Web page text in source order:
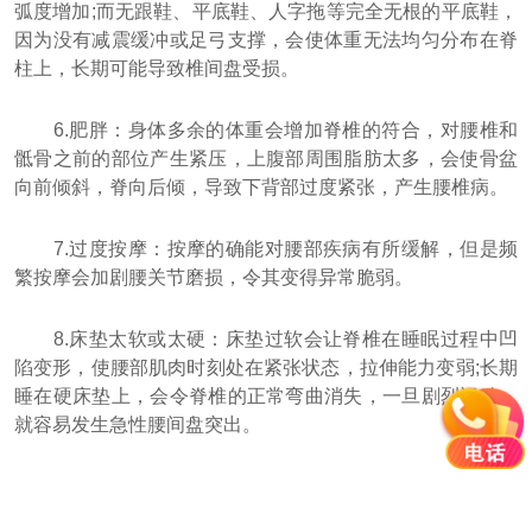
弧度增加;而无跟鞋、平底鞋、人字拖等完全无根的平底鞋，
因为没有减震缓冲或足弓支撑，会使体重无法均匀分布在脊
柱上，长期可能导致椎间盘受损。
6.肥胖：身体多余的体重会增加脊椎的符合，对腰椎和
骶骨之前的部位产生紧压，上腹部周围脂肪太多，会使骨盆
向前倾斜，脊向后倾，导致下背部过度紧张，产生腰椎病。
7.过度按摩：按摩的确能对腰部疾病有所缓解，但是频
繁按摩会加剧腰关节磨损，令其变得异常脆弱。
8.床垫太软或太硬：床垫过软会让脊椎在睡眠过程中凹
陷变形，使腰部肌肉时刻处在紧张状态，拉伸能力变弱;长期
睡在硬床垫上，会令脊椎的正常弯曲消失，一旦剧烈运动，
就容易发生急性腰间盘突出。